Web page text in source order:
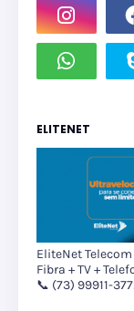
ELITENET
EliteNet
Fibra + TV +
📞 (73) 99911-